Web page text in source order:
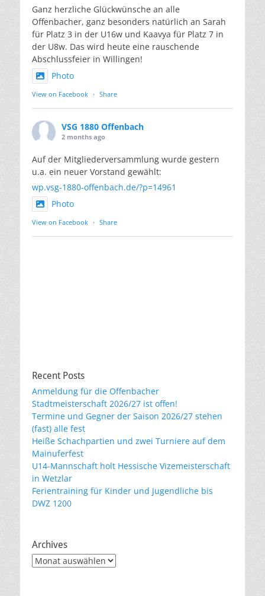
Ganz herzliche Glückwünsche an alle
Offenbacher, ganz besonders natürlich an Sarah
für Platz 3 in der U16w und Kaavya für Platz 7 in
der U8w. Das wird heute eine rauschende
Abschlussfeier in Willingen!
Photo
View on Facebook · Share
VSG 1880 Offenbach
2 months ago
Auf der Mitgliederversammlung wurde gestern
u.a. ein neuer Vorstand gewählt:
wp.vsg-1880-offenbach.de/?p=14961
Photo
View on Facebook · Share
Recent Posts
Anmeldung für die Offenbacher
Stadtmeisterschaft 2026/27 ist offen!
Termine und Gegner der Saison 2026/27 stehen
(fast) alle fest
Heiße Schachpartien und zwei Turniere auf dem
Mainuferfest
U14-Mannschaft holt Hessische Vizemeisterschaft
in Wetzlar
Ferientraining für Kinder und Jugendliche bis
DWZ 1200
Archives
Archives